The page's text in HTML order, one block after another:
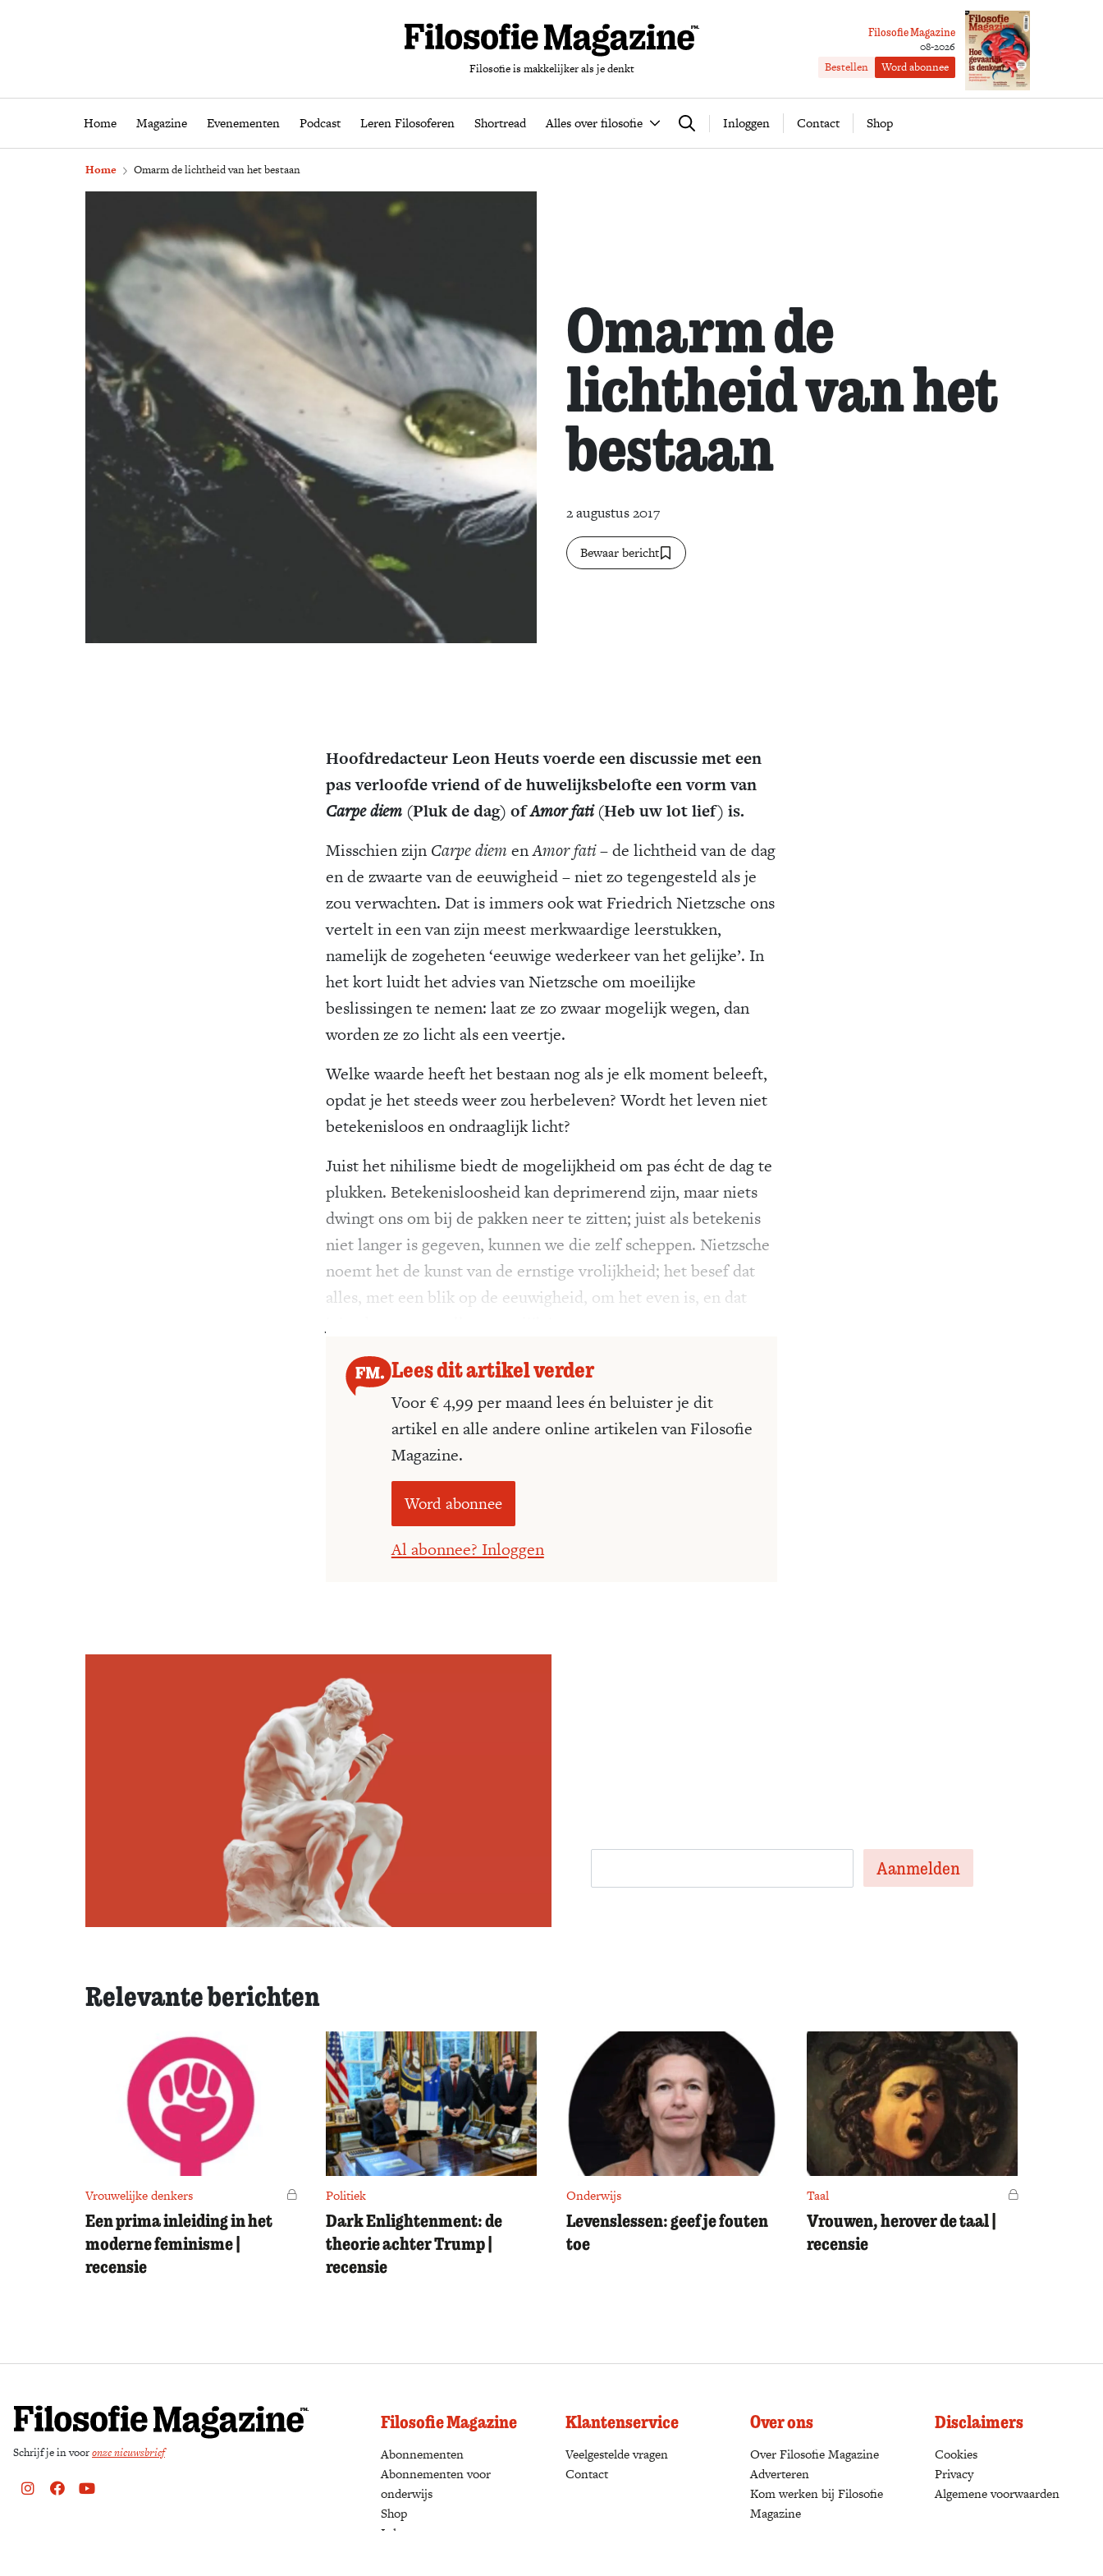
Filosofie is makkelijker als je denkt
Filosofie Magazine
08-2026
Bestellen Word abonnee
Home Magazine Evenementen Podcast Leren Filosoferen Shortread Alles over filosofie Zoeken Inloggen Contact Shop
Home Magazine Evenementen Podcast Leren Filosoferen Shortread Alles over filosofie Word abonnee
Home ​Omarm de lichtheid van het bestaan
​Omarm de
lichtheid van het
bestaan
2 augustus 2017
Bewaar bericht
Hoofdredacteur Leon Heuts voerde een discussie met een
pas verloofde vriend of de huwelijksbelofte een vorm van
Carpe diem(Pluk de dag) ofAmor fati(Heb uw lot lief) is.
Misschien zijn Carpe diem enAmor fati– de lichtheid van de dag
en de zwaarte van de eeuwigheid – niet zo tegengesteld als je
zou verwachten. Dat is immers ook wat Friedrich Nietzsche ons
vertelt in een van zijn meest merkwaardige leerstukken,
namelijk de zogeheten ‘eeuwige wederkeer van het gelijke’. In
het kort luidt het advies van Nietzsche om moeilijke
beslissingen te nemen: laat ze zo zwaar mogelijk wegen, dan
worden ze zo licht als een veertje.
Welke waarde heeft het bestaan nog als je elk moment beleeft,
opdat je het steeds weer zou herbeleven? Wordt het leven niet
betekenisloos en ondraaglijk licht?
Juist het nihilisme biedt de mogelijkheid om pas écht de dag te
plukken. Betekenisloosheid kan deprimerend zijn, maar niets
dwingt ons om bij de pakken neer te zitten; juist als betekenis
niet langer is gegeven, kunnen we die zelf scheppen. Nietzsche
noemt het de kunst van de ernstige vrolijkheid; het besef dat
alles, met een blik op de eeuwigheid, om het even is, en dat
Lees dit artikel verder
Voor € 4,99 per maand lees én beluister je dit
artikel en alle andere online artikelen van Filosofie
Magazine.
Word abonnee
Al abonnee? Inloggen
Relevante berichten
Vrouwelijke denkers Voor leden
Een prima inleiding in het
moderne feminisme |
recensie
Politiek
Dark Enlightenment: de
theorie achter Trump |
recensie
Onderwijs
Levenslessen: geef je fouten
toe
Taal Voor leden
Vrouwen, herover de taal |
recensie
Schrijf je in vooronze nieuwsbrief
Instagram
FacebookYoutube
Filosofie Magazine
Abonnementen (opens in a new tab)
Abonnementen voor
onderwijs
Shop
Inloggen
Klantenservice
Veelgestelde vragen
Contact
Over ons
Over Filosofie Magazine
Adverteren
Kom werken bij Filosofie
Magazine
Disclaimers
Cookies
Privacy
Algemene voorwaarden